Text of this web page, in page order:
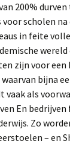
200%
scholen na
in feite
zijn voor een
bijna
vaak als
En
Zo
– en